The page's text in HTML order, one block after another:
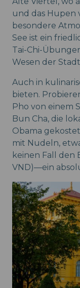
und das Hupen
besondere
See ist ein
Tai-Chi-
Wesen der
Auch in
bieten.
Pho von einem
Bun Cha, die
Obama
mit Nudeln,
keinen Fall den
VND)—ein